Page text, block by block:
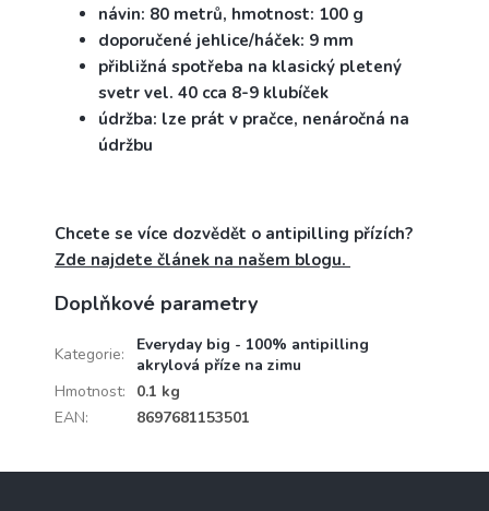
návin: 80 metrů, hmotnost: 100 g
doporučené jehlice/háček: 9 mm
přibližná spotřeba na klasický pletený
svetr vel. 40 cca 8-9 klubíček
údržba: lze prát v pračce, nenáročná na
údržbu
Chcete se více dozvědět o antipilling přízích?
Zde najdete článek na našem blogu.
Doplňkové parametry
Kategorie:
Everyday big - 100% antipilling
akrylová příze na zimu
Hmotnost:
0.1 kg
EAN: 8697681153501